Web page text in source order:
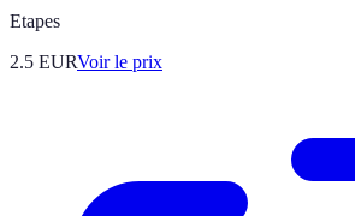
Etapes
2.5 EURVoir le prix